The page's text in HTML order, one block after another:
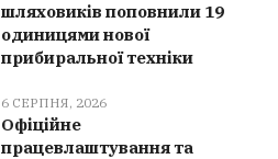
шляховиків поповнили 19
одиницями нової
прибиральної техніки
6 СЕРПНЯ, 2026
Офіційне
працевлаштування та